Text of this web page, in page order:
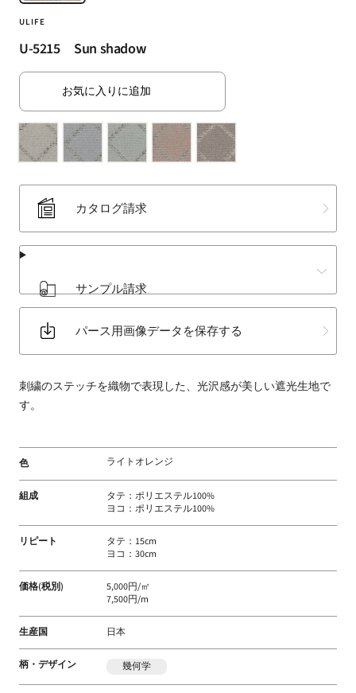
｜
ー
ン・
カ
ー
ト・
ラ
材
な
ど
扱
フ
リ
ッ
ク
メ
ー
カ
ー
ULIFE
U-5215 Sun shadow
カタログ請求
サンプル請求
パース用画像データを保存する
刺繍のステッチを織物で表現した、光沢感が美しい遮光生地で
す。
色 ライトオレンジ
組成
タテ：ポリエステル100%
ヨコ：ポリエステル100%
リピート
タテ：15cm
ヨコ：30cm
価格(税別)
5,000円/㎡
7,500円/m
生産国 日本
柄・デザイン 幾何学
お気に入りに追加